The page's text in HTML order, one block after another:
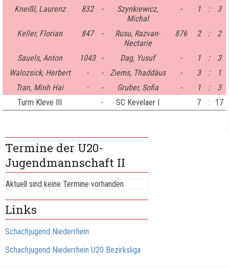
Kneißl, Laurenz
832 -
Szynkiewicz,
Michal
- 1 : 3
Keller, Florian 847 -
Rusu, Razvan-
Nectarie
876 2 : 2
Sauels, Anton 1043 - Dag, Yusuf - 1 :
3
Walozsick, Herbert
- - Ziems, Thaddäus - 3 :
1
Tran, Minh Hai
- - Gruber, Sofia - 1 :
3
Turm Kleve III
- SC Kevelaer I 7 : 17
Termine der U20-
Jugendmannschaft II
Aktuell sind keine Termine vorhanden.
Links
Schachjugend Niederrhein
Schachjugend Niederrhein U20 Bezirksliga